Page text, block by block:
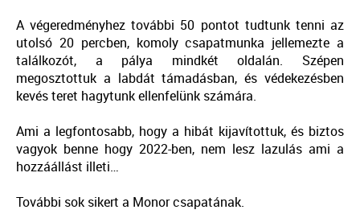
A végeredményhez további 50 pontot tudtunk tenni az
utolsó 20 percben, komoly csapatmunka jellemezte a
találkozót, a pálya mindkét oldalán. Szépen
megosztottuk a labdát támadásban, és védekezésben
kevés teret hagytunk ellenfelünk számára.
Ami a legfontosabb, hogy a hibát kijavítottuk, és biztos
vagyok benne hogy 2022-ben, nem lesz lazulás ami a
hozzáállást illeti…
További sok sikert a Monor csapatának.